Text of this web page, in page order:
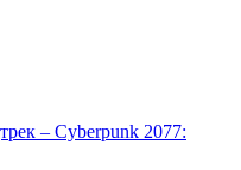
– Cyberpunk 2077: